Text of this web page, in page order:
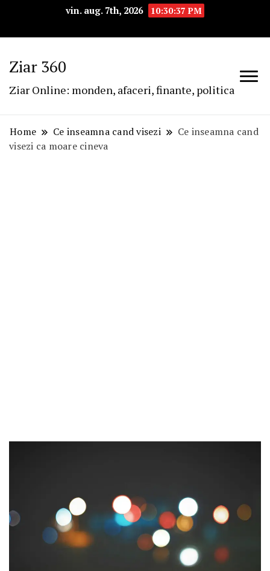
vin. aug. 7th, 2026 10:30:38 PM
Ziar 360
Ziar Online: monden, afaceri, finante, politica
Home Ce inseamna cand visezi
Ce inseamna cand
visezi ca moare cineva